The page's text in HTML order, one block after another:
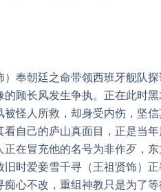
朝廷之命带领西班牙舰队探
顾长风发生争执。正在此时
怪人所救，却身受内伤，坚
自己的庐山真面目，正是当
在冒充他的名号为非作歹，
时爱妾雪千寻（王祖贤饰）
痴心不改，重组神教只是为了